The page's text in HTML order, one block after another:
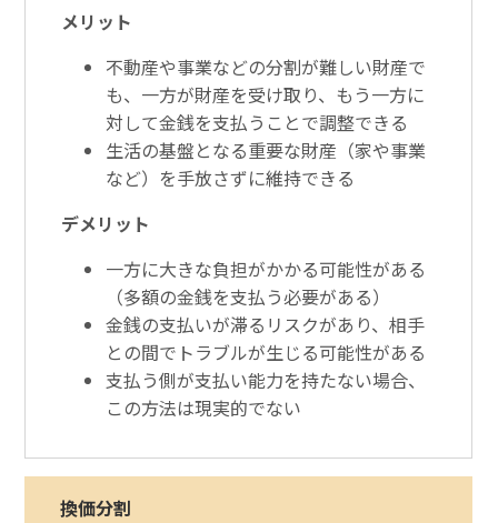
メリット
不動産や事業などの分割が難しい財産で
も、一方が財産を受け取り、もう一方に
対して金銭を支払うことで調整できる
生活の基盤となる重要な財産（家や事業
など）を手放さずに維持できる
デメリット
一方に大きな負担がかかる可能性がある
（多額の金銭を支払う必要がある）
金銭の支払いが滞るリスクがあり、相手
との間でトラブルが生じる可能性がある
支払う側が支払い能力を持たない場合、
この方法は現実的でない
換価分割